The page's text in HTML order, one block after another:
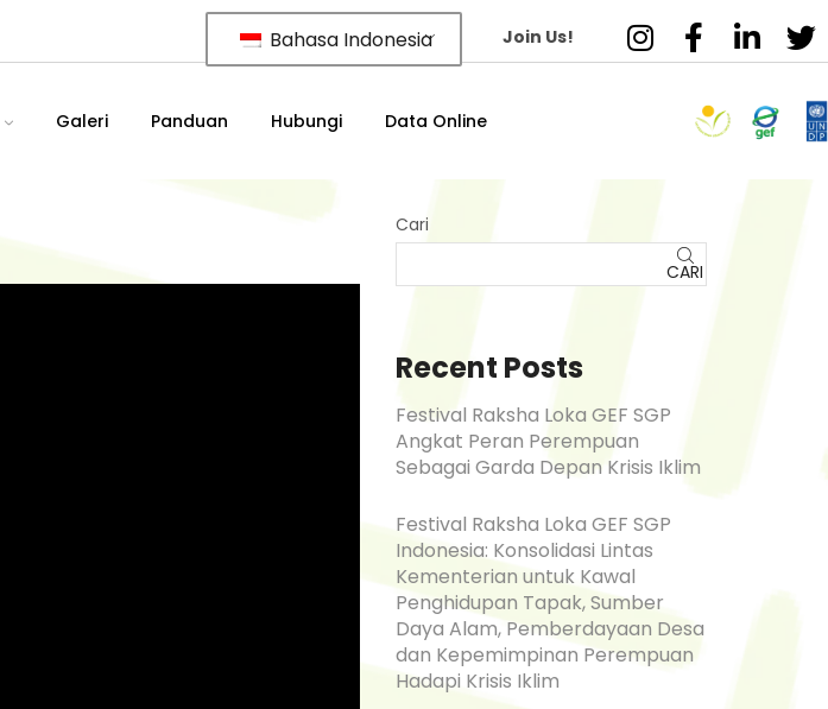
Bahasa Indonesia Join Us!
Galeri Panduan Hubungi Data Online
Cari
CARI
Recent Posts
Festival Raksha Loka GEF SGP
Angkat Peran Perempuan
Sebagai Garda Depan Krisis Iklim
Festival Raksha Loka GEF SGP
Indonesia: Konsolidasi Lintas
Kementerian untuk Kawal
Penghidupan Tapak, Sumber
Daya Alam, Pemberdayaan Desa
dan Kepemimpinan Perempuan
Hadapi Krisis Iklim